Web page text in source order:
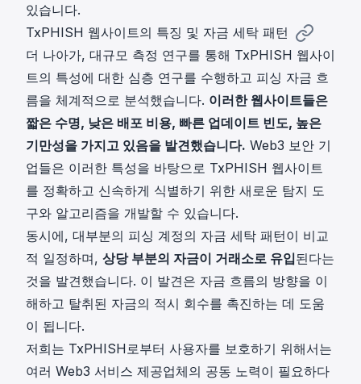
있습니다.
TxPHISH 웹사이트의 특징 및 자금 세탁 패턴
더 나아가, 대규모 측정 연구를 통해 TxPHISH 웹사이
트의 특성에 대한 심층 연구를 수행하고 피싱 자금 흐
름을 체계적으로 분석했습니다. 이러한 웹사이트들은
짧은 수명, 낮은 배포 비용, 빠른 업데이트 빈도, 높은
기만성을 가지고 있음을 발견했습니다. Web3 보안 기
업들은 이러한 특성을 바탕으로 TxPHISH 웹사이트
를 정확하고 신속하게 식별하기 위한 새로운 탐지 도
구와 알고리즘을 개발할 수 있습니다.
동시에, 대부분의 피싱 계정의 자금 세탁 패턴이 비교
적 일정하며, 상당 부분의 자금이 거래소로 유입된다는
것을 발견했습니다. 이 발견은 자금 흐름의 방향을 이
해하고 탈취된 자금의 적시 회수를 촉진하는 데 도움
이 됩니다.
저희는 TxPHISH로부터 사용자를 보호하기 위해서는
여러 Web3 서비스 제공업체의 공동 노력이 필요하다